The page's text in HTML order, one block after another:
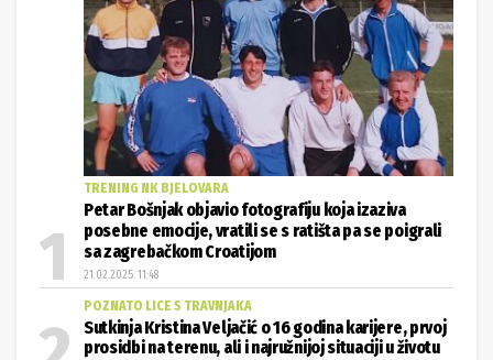
TRENING NK BJELOVARA
Petar Bošnjak objavio fotografiju koja izaziva
posebne emocije, vratili se s ratišta pa se poigrali
sa zagrebačkom Croatijom
21.02.2025. 11:48
POZNATO LICE S TRAVNJAKA
Sutkinja Kristina Veljačić o 16 godina karijere, prvoj
prosidbi na terenu, ali i najružnijoj situaciji u životu